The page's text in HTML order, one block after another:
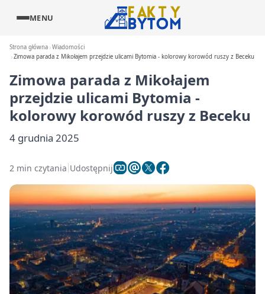
MENU
Strona główna Wiadomości
Zimowa parada z Mikołajem przejdzie ulicami Bytomia - kolorowy korowód ruszy z Beceku
Zimowa parada z Mikołajem
przejdzie ulicami Bytomia -
kolorowy korowód ruszy z Beceku
4 grudnia 2025
2 min czytania Udostępnij